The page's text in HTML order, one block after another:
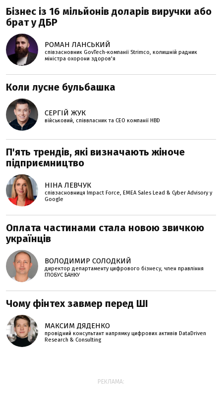
Бізнес із 16 мільйонів доларів виручки або
брат у ДБР
РОМАН ЛАНСЬКИЙ
співзасновник GovTech-компанії Strimco, колишній радник
міністра охорони здоров'я
Коли лусне бульбашка
СЕРГІЙ ЖУК
військовий, співвласник та СЕО компанії HBD
П'ять трендів, які визначають жіноче
підприємництво
НІНА ЛЕВЧУК
співзасновниця Impact Force, EMEA Sales Lead & Cyber Advisory у
Google
Оплата частинами стала новою звичкою
українців
ВОЛОДИМИР СОЛОДКИЙ
директор департаменту цифрового бізнесу, член правління
ГЛОБУС БАНКУ
Чому фінтех завмер перед ШІ
МАКСИМ ДЯДЕНКО
провідний консультант напрямку цифрових активів DataDriven
Research & Consulting
РЕКЛАМА: